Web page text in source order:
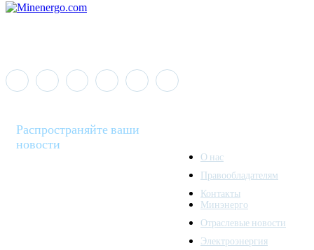
Распространяйте ваши
новости
О нас
Правообладателям
Контакты
Минэнерго
Отраслевые новости
Электроэнергия